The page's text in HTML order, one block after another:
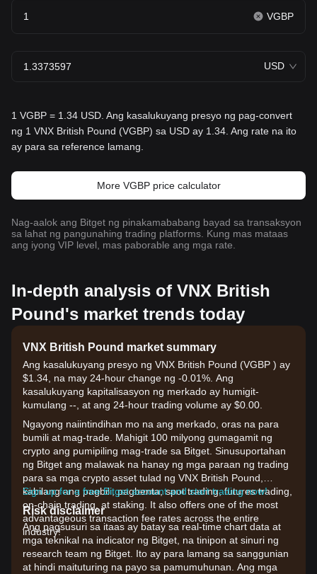
VGBP
USD
1 VGBP = 1.34 USD. Ang kasalukuyang presyo ng pag-convert
ng 1 VNX British Pound (VGBP) sa USD ay 1.34. Ang rate na ito
ay para sa reference lamang.
More VGBP price calculator
Nag-aalok ang Bitget ng pinakamababang bayad sa transaksyon
sa lahat ng pangunahing trading platforms. Kung mas mataas
ang iyong VIP level, mas paborable ang mga rate.
In-depth analysis of VNX British
Pound's market trends today
VNX British Pound market summary
Ang kasalukuyang presyo ng VNX British Pound (VGBP ) ay
$1.34, na may 24-hour change ng -0.01%. Ang
kasalukuyang kapitalisasyon ng merkado ay humigit-
kumulang --, at ang 24-hour trading volume ay $0.00.
Ngayong naiintindihan mo na ang merkado, oras na para
bumili at mag-trade. Mahigit 100 milyong gumagamit ng
crypto ang pumipiling mag-trade sa Bitget. Sinusuportahan
ng Bitget ang malawak na hanay ng mga paraan ng trading
para sa mga crypto asset tulad ng VNX British Pound,
kabilang ang pagbili, pagbenta, spot trading, futures trading,
on-chain trading, at staking. It also offers one of the most
advantageous transaction fee rates across the entire
industry!
Sign up for a free Bitget account and start trading now!
Risk disclaimer
Ang pagsusuri sa itaas ay batay sa real-time chart data at
mga teknikal na indicator ng Bitget, na tinipon at sinuri ng
research team ng Bitget. Ito ay para lamang sa sanggunian
at hindi maituturing na payo sa pamumuhunan. Ang mga